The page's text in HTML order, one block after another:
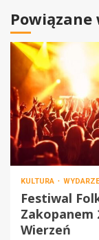
Powiązane
KULTURA
Festiwal
Zakopanem
Wierzeń